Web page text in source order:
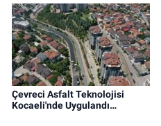
Çevreci Asfalt Teknolojisi
Kocaeli'nde Uygulandı…